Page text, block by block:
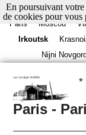
Paris Moscou
Irkoutsk
Nijni
Paris -
En poursuivant
de cookies pour vous